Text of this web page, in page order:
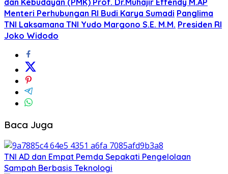
Menteri Perhubungan RI Budi Karya Sumadi Panglima
TNI Laksamana TNI Yudo Margono S.E. M.M. Presiden RI
Joko Widodo
Baca Juga
TNI AD dan Empat Pemda Sepakati Pengelolaan
Sampah Berbasis Teknologi